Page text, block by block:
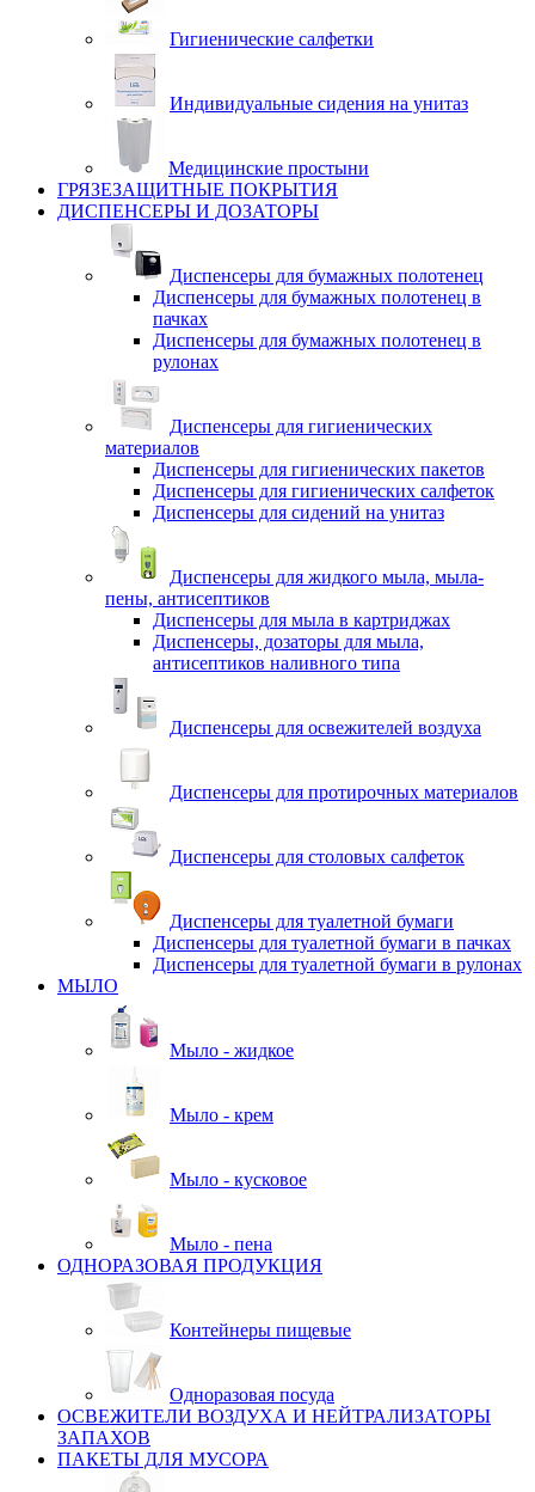
Гигиенические салфетки
Индивидуальные сидения на унитаз
Медицинские простыни
ГРЯЗЕЗАЩИТНЫЕ ПОКРЫТИЯ
ДИСПЕНСЕРЫ И ДОЗАТОРЫ
Диспенсеры для бумажных полотенец
Диспенсеры для бумажных полотенец в
пачках
Диспенсеры для бумажных полотенец в
рулонах
Диспенсеры для гигиенических
материалов
Диспенсеры для гигиенических пакетов
Диспенсеры для гигиенических салфеток
Диспенсеры для сидений на унитаз
Диспенсеры для жидкого мыла, мыла-
пены, антисептиков
Диспенсеры для мыла в картриджах
Диспенсеры, дозаторы для мыла,
антисептиков наливного типа
Диспенсеры для освежителей воздуха
Диспенсеры для протирочных материалов
Диспенсеры для столовых салфеток
Диспенсеры для туалетной бумаги
Диспенсеры для туалетной бумаги в пачках
Диспенсеры для туалетной бумаги в рулонах
МЫЛО
Мыло - жидкое
Мыло - крем
Мыло - кусковое
Мыло - пена
ОДНОРАЗОВАЯ ПРОДУКЦИЯ
Контейнеры пищевые
Одноразовая посуда
ОСВЕЖИТЕЛИ ВОЗДУХА И НЕЙТРАЛИЗАТОРЫ
ЗАПАХОВ
ПАКЕТЫ ДЛЯ МУСОРА